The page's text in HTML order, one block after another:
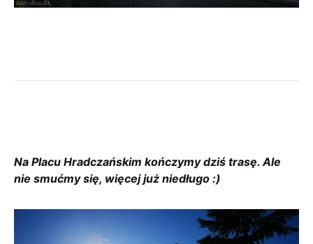
Na Placu Hradczańskim kończymy dziś trasę. Ale
nie smućmy się, więcej już niedługo :)